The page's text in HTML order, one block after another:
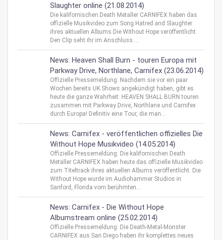
Slaughter online (21.08.2014)
Die kalifornischen Death Metaller CARNIFEX haben das
offizielle Musikvideo zum Song Hatred and Slaughter
ihres aktuellen Albums Die Without Hope veröffentlicht.
Den Clip seht ihr im Anschluss....
News: Heaven Shall Burn - touren Europa mit
Parkway Drive, Northlane, Carnifex (23.06.2014)
Offizielle Pressemeldung: Nachdem sie vor ein paar
Wochen bereits UK Shows angekündigt haben, gibt es
heute die ganze Wahrheit: HEAVEN SHALL BURN touren
zusammen mit Parkway Drive, Northlane und Carnifex
durch Europa! Definitiv eine Tour, die man...
News: Carnifex - veröffentlichen offizielles Die
Without Hope Musikvideo (14.05.2014)
Offizielle Pressemeldung: Die kalifornischen Death
Metaller CARNIFEX haben heute das offizielle Musikvideo
zum Titeltrack ihres aktuellen Albums veröffentlicht. Die
Without Hope wurde im Audiohammer Studios in
Sanford, Florida vom berühmten...
News: Carnifex - Die Without Hope
Albumstream online (25.02.2014)
Offizielle Pressemeldung: Die Death-Metal-Monster
CARNIFEX aus San Diego haben ihr komplettes neues